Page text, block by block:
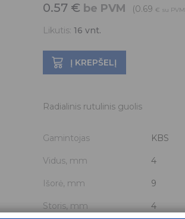
0.57 € be PVM (0.69 € su PVM
Likutis: 16 vnt.
Į KREPŠELĮ
Radialinis rutulinis guolis
Gamintojas KBS
Vidus, mm 4
Išorė, mm 9
Storis, mm 4